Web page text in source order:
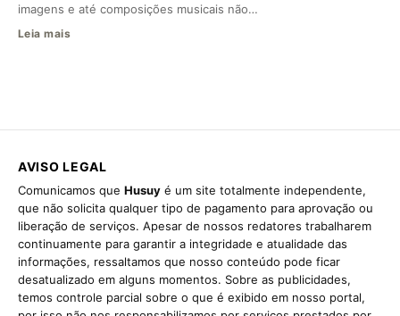
imagens e até composições musicais não…
Leia mais
AVISO LEGAL
Comunicamos que Husuy é um site totalmente independente,
que não solicita qualquer tipo de pagamento para aprovação ou
liberação de serviços. Apesar de nossos redatores trabalharem
continuamente para garantir a integridade e atualidade das
informações, ressaltamos que nosso conteúdo pode ficar
desatualizado em alguns momentos. Sobre as publicidades,
temos controle parcial sobre o que é exibido em nosso portal,